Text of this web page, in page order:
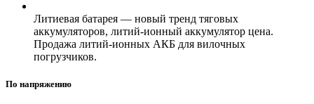
Литиевая батарея — новый тренд тяговых
аккумуляторов, литий-ионный аккумулятор цена.
Продажа литий-ионных АКБ для вилочных
погрузчиков.
По напряжению